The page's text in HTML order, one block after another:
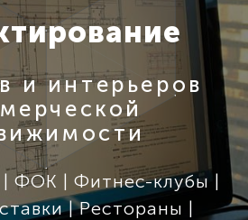
и интерьеров
ФОК | Фитнес-клубы |
| Рестораны |